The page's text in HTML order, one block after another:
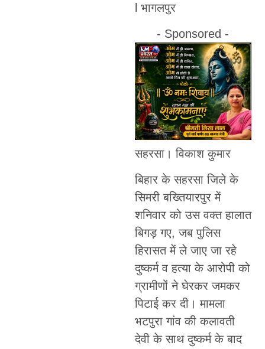
l भागलपुर
- Sponsored -
सहरसा। विकाश कुमार
बिहार के सहरसा जिले के
सिमरी बख्तियारपुर में
शनिवार को उस वक्त हालात
बिगड़ गए, जब पुलिस
हिरासत में ले जाए जा रहे
दुष्कर्म व हत्या के आरोपी को
ग्रामीणों ने घेरकर जमकर
पिटाई कर दी। मामला
भटपुरा गांव की कलावती
देवी के साथ दुष्कर्म के बाद